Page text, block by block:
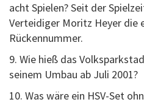
acht Spielen? Seit der
Verteidiger Moritz Heyer die
Rückennummer.
9. Wie hieß das
seinem Umbau ab Juli 2001?
10. Was wäre ein HSV-Set